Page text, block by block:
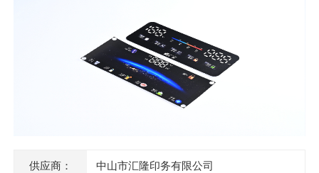
供应商： 中山市汇隆印务有限公司